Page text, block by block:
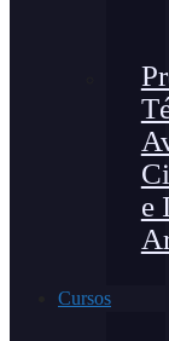
e
Cursos